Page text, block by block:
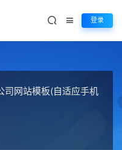
登录
网站模板(自适应手机